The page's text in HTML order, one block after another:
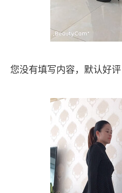
您没有填写内容，默认好评